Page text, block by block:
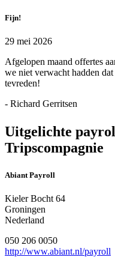
Fijn!
29 mei 2026
Afgelopen maand offertes
we niet verwacht hadden
tevreden!
- Richard Gerritsen
Uitgelichte
Tripscompagnie
Abiant Payroll
Kieler Bocht 64
Groningen
Nederland
050 206 0050
http://www.abiant.nl/payroll